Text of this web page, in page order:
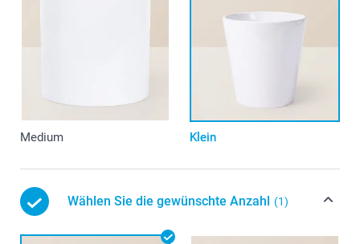
Medium Klein
Wählen Sie die gewünschte Anzahl (1)